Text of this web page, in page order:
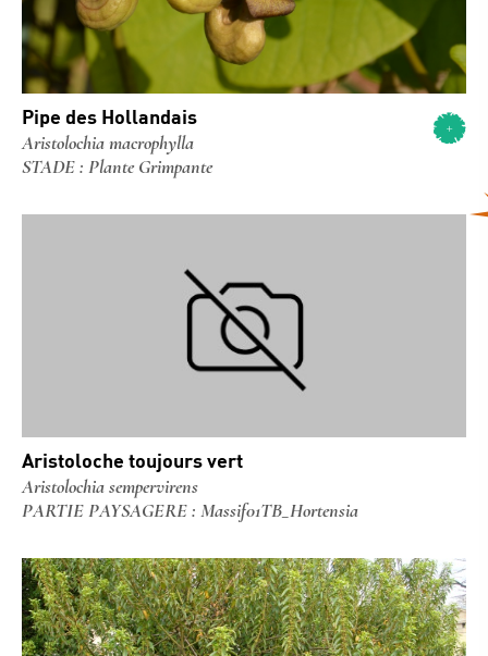
Pipe des Hollandais
Aristolochia macrophylla
STADE : Plante Grimpante
Aristoloche toujours vert
Aristolochia sempervirens
PARTIE PAYSAGERE : Massif01TB_Hortensia